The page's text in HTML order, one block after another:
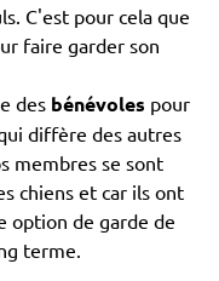
C'est pour cela que
faire garder son
des bénévoles pour
diffère des autres
membres se sont
chiens et car ils ont
option de garde de
terme.